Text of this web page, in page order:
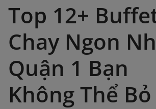
Top 12+
Chay Ngon
Quận 1 Bạn
Không Thể